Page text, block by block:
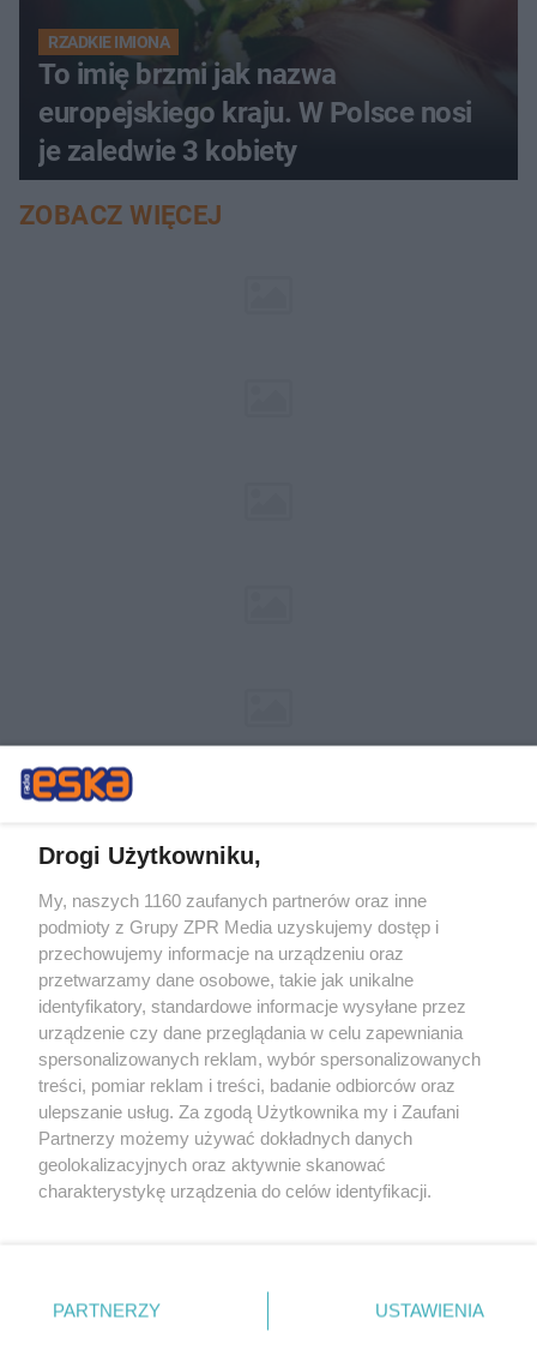
RZADKIE IMIONA
To imię brzmi jak nazwa
europejskiego kraju. W Polsce nosi
je zaledwie 3 kobiety
ZOBACZ WIĘCEJ
Żaden utwór zamieszczony w serwisie nie może być powielany i
rozpowszechniany lub dalej rozpowszechniany w jakikolwiek sposób (w
tym także elektroniczny lub mechaniczny) na jakimkolwiek polu
eksploatacji w jakiejkolwiek formie, włącznie z umieszczaniem w
Internecie bez pisemnej zgody właściciela praw. Jakiekolwiek użycie lub
wykorzystanie utworów w całości lub w części z naruszeniem prawa,
tzn. bez właściwej zgody, jest zabronione pod groźbą kary i może być
ścigane prawnie.
Drogi Użytkowniku,
My, naszych 1160 zaufanych partnerów oraz inne
podmioty z Grupy ZPR Media uzyskujemy dostęp i
przechowujemy informacje na urządzeniu oraz
przetwarzamy dane osobowe, takie jak unikalne
identyfikatory, standardowe informacje wysyłane przez
urządzenie czy dane przeglądania w celu zapewniania
spersonalizowanych reklam, wybór spersonalizowanych
treści, pomiar reklam i treści, badanie odbiorców oraz
ulepszanie usług. Za zgodą Użytkownika my i Zaufani
Partnerzy możemy używać dokładnych danych
geolokalizacyjnych oraz aktywnie skanować
charakterystykę urządzenia do celów identyfikacji.
zmienić/wycofać klikając przycisk ustawień prywatności
znajdujący się w lewym dolnym rogu strony
PARTNERZY USTAWIENIA